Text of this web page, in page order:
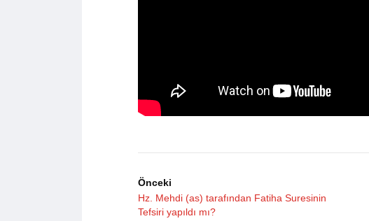
Önceki
Hz. Mehdi (as) tarafından Fatiha Suresinin
Tefsiri yapıldı mı?